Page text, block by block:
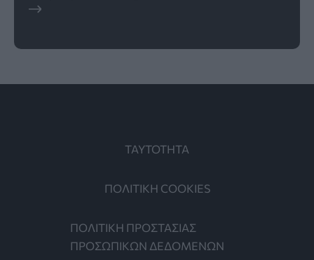
ΤΑΥΤΟΤΗΤΑ
ΠΟΛΙΤΙΚΗ COOKIES
ΠΟΛΙΤΙΚΗ ΠΡΟΣΤΑΣΙΑΣ
ΠΡΟΣΩΠΙΚΩΝ ΔΕΔΟΜΕΝΩΝ